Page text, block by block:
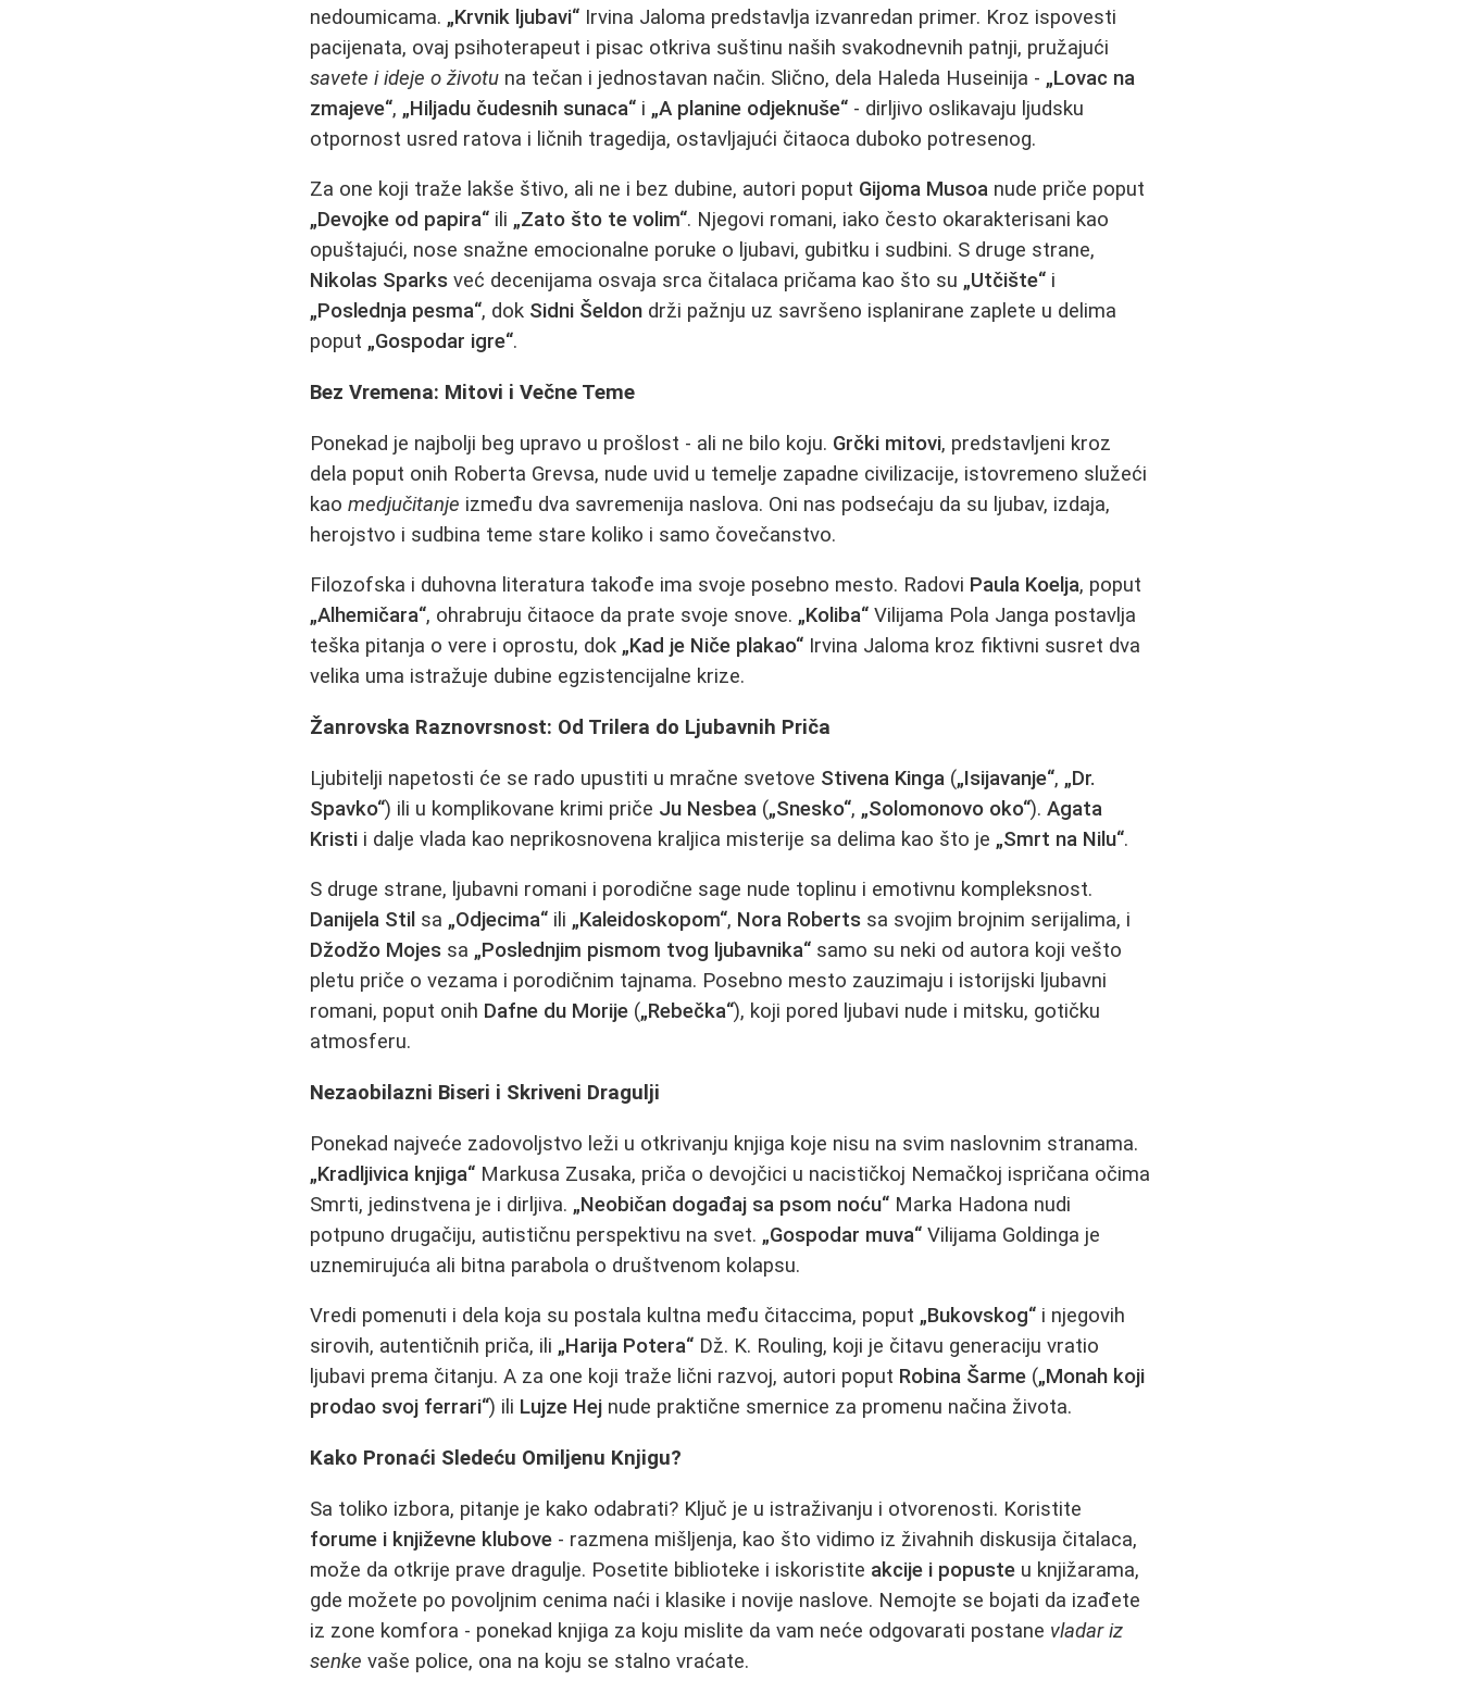
nedoumicama. „Krvnik ljubavi“ Irvina Jaloma predstavlja izvanredan primer. Kroz ispovesti
pacijenata, ovaj psihoterapeut i pisac otkriva suštinu naših svakodnevnih patnji, pružajući
savete i ideje o životu na tečan i jednostavan način. Slično, dela Haleda Huseinija - „Lovac na
zmajeve“, „Hiljadu čudesnih sunaca“ i „A planine odjeknuše“ - dirljivo oslikavaju ljudsku
otpornost usred ratova i ličnih tragedija, ostavljajući čitaoca duboko potresenog.
Za one koji traže lakše štivo, ali ne i bez dubine, autori poput Gijoma Musoa nude priče poput
„Devojke od papira“ ili „Zato što te volim“. Njegovi romani, iako često okarakterisani kao
opuštajući, nose snažne emocionalne poruke o ljubavi, gubitku i sudbini. S druge strane,
Nikolas Sparks već decenijama osvaja srca čitalaca pričama kao što su „Utčište“ i
„Poslednja pesma“, dok Sidni Šeldon drži pažnju uz savršeno isplanirane zaplete u delima
poput „Gospodar igre“.
Bez Vremena: Mitovi i Večne Teme
Ponekad je najbolji beg upravo u prošlost - ali ne bilo koju. Grčki mitovi, predstavljeni kroz
dela poput onih Roberta Grevsa, nude uvid u temelje zapadne civilizacije, istovremeno služeći
kaomedjučitanje između dva savremenija naslova. Oni nas podsećaju da su ljubav, izdaja,
herojstvo i sudbina teme stare koliko i samo čovečanstvo.
Filozofska i duhovna literatura takođe ima svoje posebno mesto. Radovi Paula Koelja, poput
„Alhemičara“, ohrabruju čitaoce da prate svoje snove. „Koliba“ Vilijama Pola Janga postavlja
teška pitanja o vere i oprostu, dok „Kad je Niče plakao“ Irvina Jaloma kroz fiktivni susret dva
velika uma istražuje dubine egzistencijalne krize.
Žanrovska Raznovrsnost: Od Trilera do Ljubavnih Priča
Ljubitelji napetosti će se rado upustiti u mračne svetove Stivena Kinga („Isijavanje“, „Dr.
Spavko“) ili u komplikovane krimi priče Ju Nesbea („Snesko“, „Solomonovo oko“).Agata
Kristi i dalje vlada kao neprikosnovena kraljica misterije sa delima kao što je „Smrt na Nilu“.
S druge strane, ljubavni romani i porodične sage nude toplinu i emotivnu kompleksnost.
Danijela Stil sa „Odjecima“ ili „Kaleidoskopom“, Nora Roberts sa svojim brojnim serijalima, i
Džodžo Mojes sa „Poslednjim pismom tvog ljubavnika“ samo su neki od autora koji vešto
pletu priče o vezama i porodičnim tajnama. Posebno mesto zauzimaju i istorijski ljubavni
romani, poput onih Dafne du Morije („Rebečka“), koji pored ljubavi nude i mitsku, gotičku
atmosferu.
Nezaobilazni Biseri i Skriveni Dragulji
Ponekad najveće zadovoljstvo leži u otkrivanju knjiga koje nisu na svim naslovnim stranama.
„Kradljivica knjiga“ Markusa Zusaka, priča o devojčici u nacističkoj Nemačkoj ispričana očima
Smrti, jedinstvena je i dirljiva. „Neobičan događaj sa psom noću“ Marka Hadona nudi
potpuno drugačiju, autističnu perspektivu na svet. „Gospodar muva“ Vilijama Goldinga je
uznemirujuća ali bitna parabola o društvenom kolapsu.
Vredi pomenuti i dela koja su postala kultna među čitaccima, poput „Bukovskog“ i njegovih
sirovih, autentičnih priča, ili „Harija Potera“ Dž. K. Rouling, koji je čitavu generaciju vratio
ljubavi prema čitanju. A za one koji traže lični razvoj, autori poput Robina Šarme („Monah koji
prodao svoj ferrari“) ili Lujze Hej nude praktične smernice za promenu načina života.
Kako Pronaći Sledeću Omiljenu Knjigu?
Sa toliko izbora, pitanje je kako odabrati? Ključ je u istraživanju i otvorenosti. Koristite
forume i književne klubove - razmena mišljenja, kao što vidimo iz živahnih diskusija čitalaca,
može da otkrije prave dragulje. Posetite biblioteke i iskoristite akcije i popuste u knjižarama,
gde možete po povoljnim cenima naći i klasike i novije naslove. Nemojte se bojati da izađete
iz zone komfora - ponekad knjiga za koju mislite da vam neće odgovarati postane vladar iz
senke vaše police, ona na koju se stalno vraćate.